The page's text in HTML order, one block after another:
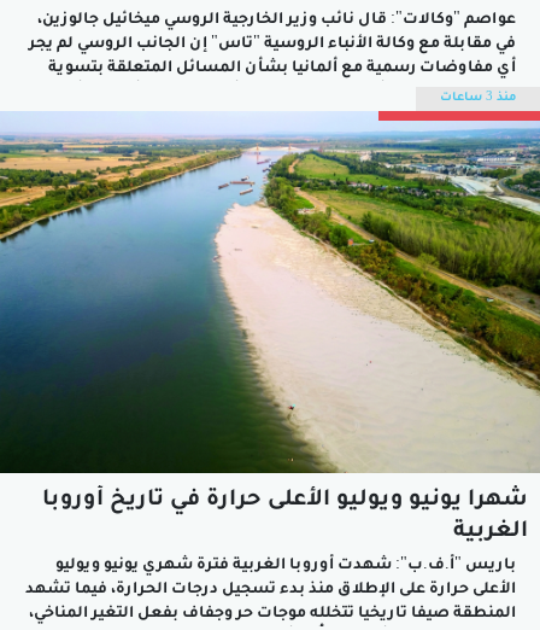
عواصم "وكالات": قال نائب وزير الخارجية الروسي ميخائيل جالوزين،
في مقابلة مع وكالة الأنباء الروسية "تاس" إن الجانب الروسي لم يجر
أي مفاوضات رسمية مع ألمانيا بشأن المسائل المتعلقة بتسوية
الأزمة الأوكرانية.وأشار نائب الوزير إلى أنه "لم يسبق أن جرت أي
اتصالات رسمية مع ألمانيا بشأن المسائل المتعلقة بتسوية
الأزمة...
منذ 3 ساعات
شهرا يونيو ويوليو الأعلى حرارة في تاريخ أوروبا
الغربية
باريس "أ.ف.ب": شهدت أوروبا الغربية فترة شهري يونيو ويوليو
الأعلى حرارة على الإطلاق منذ بدء تسجيل درجات الحرارة، فيما تشهد
المنطقة صيفا تاريخيا تتخلله موجات حر وجفاف بفعل التغير المناخي،